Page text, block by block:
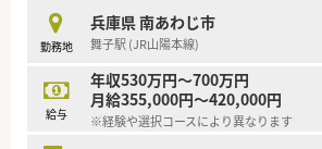
■育児休暇は3歳まで取得が可能で、時短
時短勤務ができるよう変更予定です。
■年間休日が120日とワークライフバラ
■日用品から常備薬まで、従業員割引制
たくさんあります！
勤務地
兵庫県 南あわじ市
舞子駅 (JR山陽本線)
給与
年収530万円～700万円
月給355,000円～420,000円
※経験や選択コースにより異なります